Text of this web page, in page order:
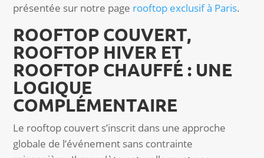
présentée sur notre page rooftop exclusif à Paris.
ROOFTOP COUVERT,
ROOFTOP HIVER ET
ROOFTOP CHAUFFÉ : UNE
LOGIQUE
COMPLÉMENTAIRE
Le rooftop couvert s’inscrit dans une approche
globale de l’événement sans contrainte